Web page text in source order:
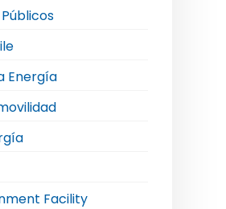
Energía
Facility